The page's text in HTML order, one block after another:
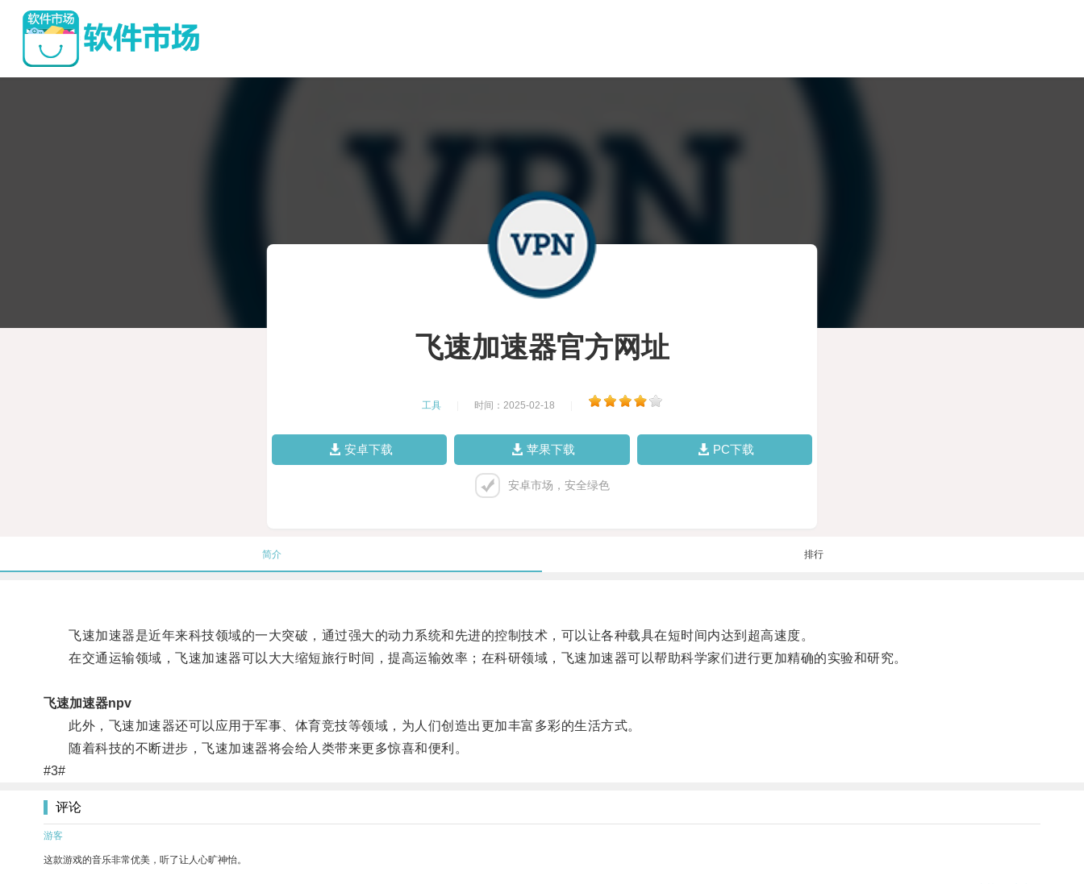
飞速加速器官方网址
工具 时间：2025-02-18
安卓下载 苹果下载 PC下载
安卓市场，安全绿色
简介 排行
飞速加速器是近年来科技领域的一大突破，通过强大的动力系统和先进的控制技术，可以让各种载具在短时间内达到超高速度。
在交通运输领域，飞速加速器可以大大缩短旅行时间，提高运输效率；在科研领域，飞速加速器可以帮助科学家们进行更加精确的实验和研究。
飞速加速器npv
此外，飞速加速器还可以应用于军事、体育竞技等领域，为人们创造出更加丰富多彩的生活方式。
随着科技的不断进步，飞速加速器将会给人类带来更多惊喜和便利。
#3#
评论
游客
这款游戏的音乐非常优美，听了让人心旷神怡。